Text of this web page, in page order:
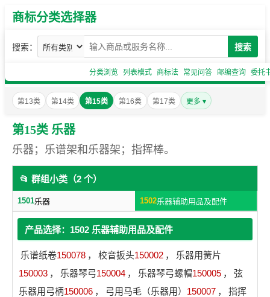
商标分类选择器
搜索： 搜索
分类浏览 列表模式 商标法 常见问答 邮编查询 委托
第13类 第14类 第15类 第16类 第17类 更多 ▾
第15类 乐器
乐器；乐谱架和乐器架；指挥棒。
📂 群组小类（2 个）
1501乐器 1502乐器辅助用品及配件
产品选择：1502 乐器辅助用品及配件
乐谱纸卷150078 ， 校音扳头150002 ，
乐器用簧片
150003 ， 乐器琴弓150004 ， 乐器琴弓螺帽150005 ，
弦
乐器用弓柄150006 ， 弓用马毛（乐器用） 150007 ，
指挥